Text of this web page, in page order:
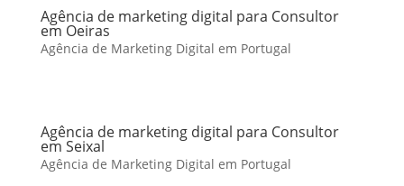
Agência de marketing digital para Consultor
em Oeiras
Agência de Marketing Digital em Portugal
Agência de marketing digital para Consultor
em Seixal
Agência de Marketing Digital em Portugal